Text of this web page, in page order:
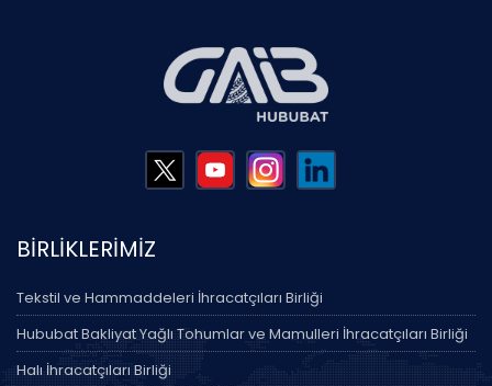
BİRLİKLERİMİZ
Tekstil ve Hammaddeleri İhracatçıları Birliği
Hububat Bakliyat Yağlı Tohumlar ve Mamulleri İhracatçıları Birliği
Halı İhracatçıları Birliği